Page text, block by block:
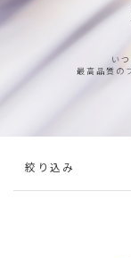
い
最高品質の
絞り込み